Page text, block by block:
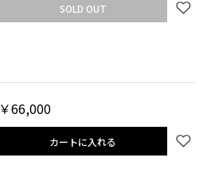
SOLD OUT
￥66,000
カートに入れる